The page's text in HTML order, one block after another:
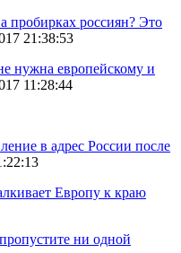
пробирках россиян? Это
21:38:53
нужна европейскому и
11:28:44
в адрес России после
Европу к краю
ни одной